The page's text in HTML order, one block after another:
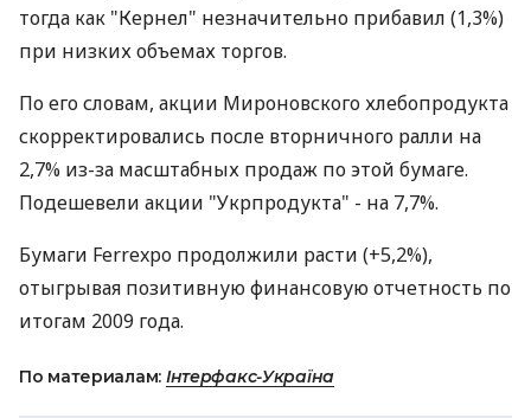
тогда как "Кернел" незначительно прибавил (1,3%)
при низких объемах торгов.
По его словам, акции Мироновского хлебопродукта
скорректировались после вторничного ралли на
2,7% из-за масштабных продаж по этой бумаге.
Подешевели акции "Укрпродукта" - на 7,7%.
Бумаги Ferrexpo продолжили расти (+5,2%),
отыгрывая позитивную финансовую отчетность по
итогам 2009 года.
По материалам: Інтерфакс-Україна